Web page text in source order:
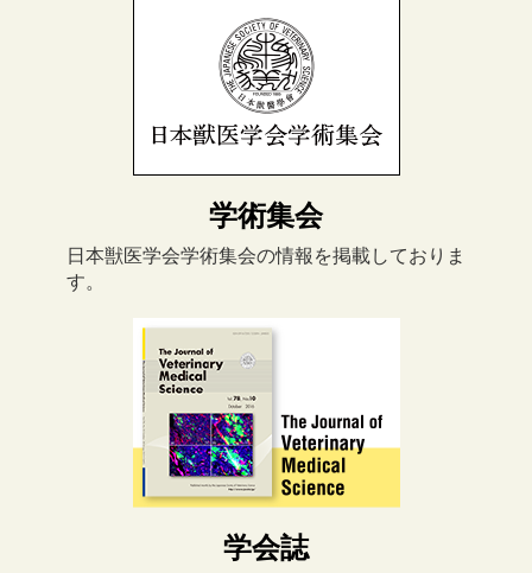
学術集会
日本獣医学会学術集会の情報を掲載しておりま
す。
学会誌